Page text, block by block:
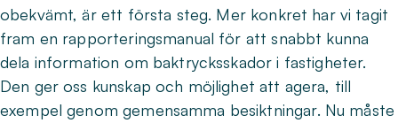
obekvämt, är ett första steg. Mer konkret har vi tagit
fram en rapporteringsmanual för att snabbt kunna
dela information om baktrycksskador i fastigheter.
Den ger oss kunskap och möjlighet att agera, till
exempel genom gemensamma besiktningar. Nu måste